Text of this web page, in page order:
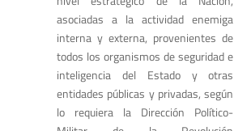
asociadas a la actividad enemiga
interna y externa, provenientes de
todos los organismos de seguridad e
inteligencia del Estado y otras
entidades públicas y privadas, según
lo requiera la Dirección Político-